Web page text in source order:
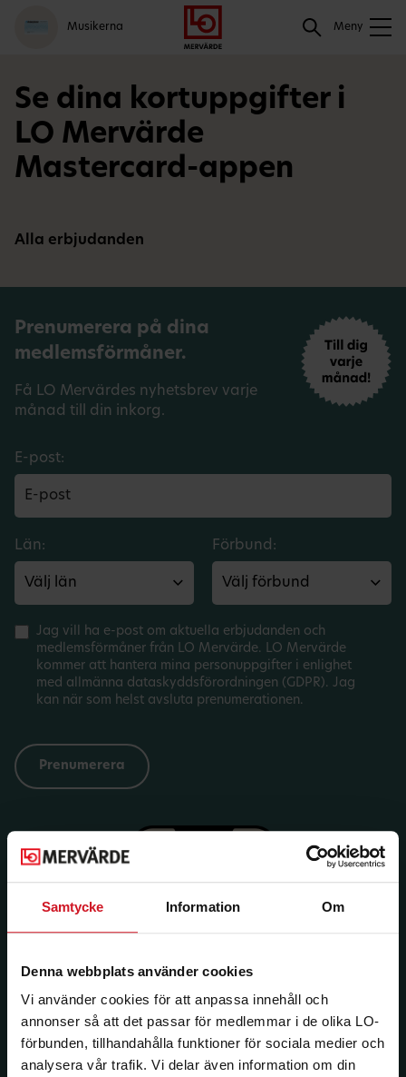
Samtycke Information Om
Denna webbplats använder cookies
Vi använder cookies för att anpassa innehåll och
annonser så att det passar för medlemmar i de olika LO-
förbunden, tillhandahålla funktioner för sociala medier och
analysera vår trafik. Vi delar även information om din
Gå
till
meny
Logga
in
Hoppa
till
innehåll
Musikerna Meny
Sök
Se dina kortuppgifter i
LO Mervärde
Mastercard-appen
Alla erbjudanden
Prenumerera på dina
medlemsförmåner.
Få LO Mervärdes nyhetsbrev varje
månad till din inkorg.
E-post:
Län: Förbund:
Jag vill ha e-post om aktuella erbjudanden och
medlemsförmåner från LO Mervärde. LO Mervärde
kommer att hantera mina personuppgifter i enlighet
med allmänna dataskyddsförordningen (GDPR). Jag
kan när som helst avsluta prenumerationen.